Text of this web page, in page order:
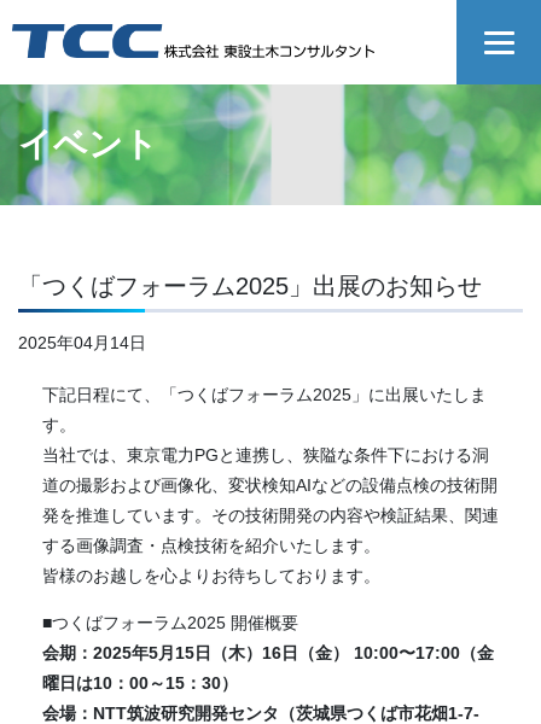
イベント
「つくばフォーラム2025」出展のお知らせ
2025年04月14日
下記日程にて、「つくばフォーラム2025」に出展いたしま
す。
当社では、東京電力PGと連携し、狭隘な条件下における洞
道の撮影および画像化、変状検知AIなどの設備点検の技術開
発を推進しています。その技術開発の内容や検証結果、関連
する画像調査・点検技術を紹介いたします。
皆様のお越しを心よりお待ちしております。
■つくばフォーラム2025 開催概要
会期：2025年5月15日（木）16日（金） 10:00〜17:00（金
曜日は10：00～15：30）
会場：NTT筑波研究開発センタ（茨城県つくば市花畑1-7-